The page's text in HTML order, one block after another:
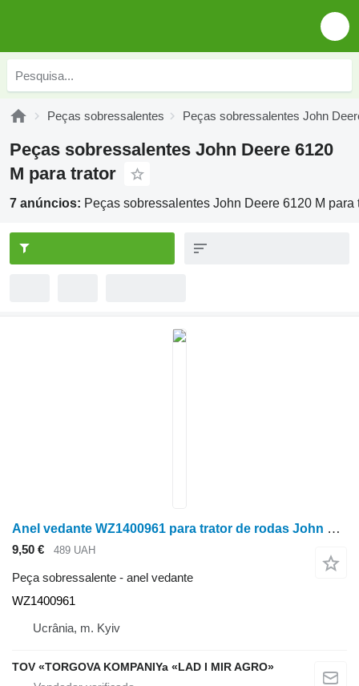
Peças sobressalentes Peças sobressalentes John
Peças sobressalentes John Deere 6120
M para trator
7 anúncios: Peças sobressalentes John Deere 6120 M para
Anel vedante WZ1400961 para trator de rodas John Deere 6110M, 6120M, 6130M, 6140M, 6145M, 6155M, 6175M, 6195M
9,50 € 489 UAH
Peça sobressalente - anel vedante
WZ1400961
Ucrânia, m. Kyiv
TOV «TORGOVA KOMPANIYa «LAD I MIR AGRO»